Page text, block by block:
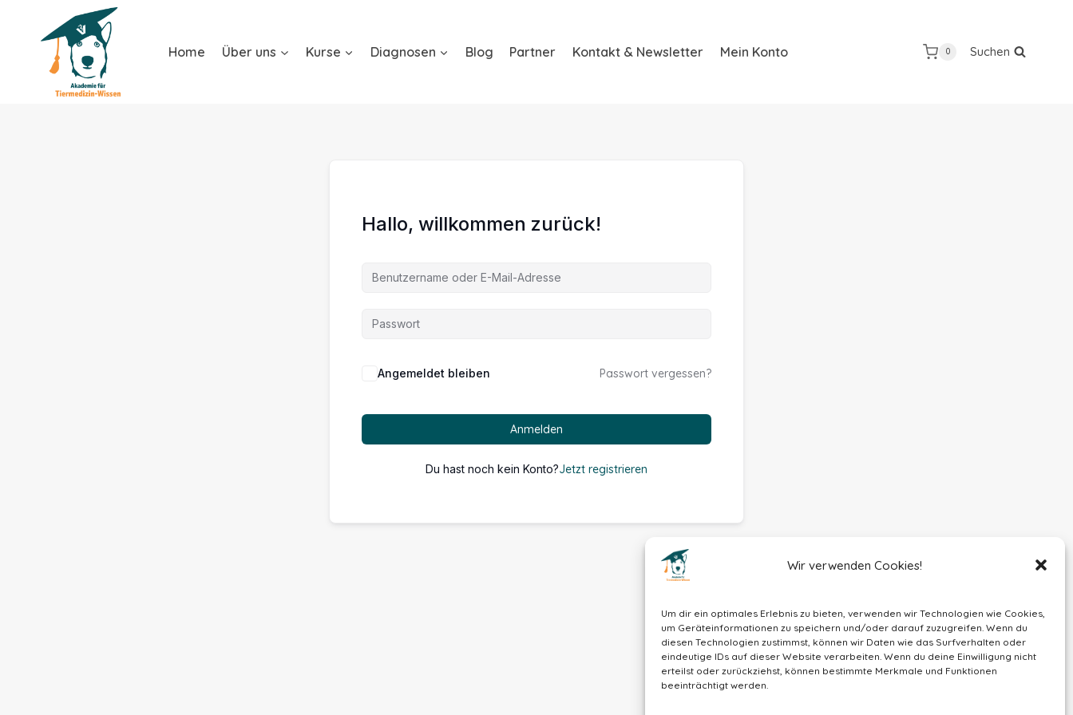
Wir verwenden Cookies!
Um dir ein optimales Erlebnis zu bieten, verwenden wir Technologien wie Cookies,
um Geräteinformationen zu speichern und/oder darauf zuzugreifen. Wenn du
diesen Technologien zustimmst, können wir Daten wie das Surfverhalten oder
eindeutige IDs auf dieser Website verarbeiten. Wenn du deine Einwilligung nicht
erteilst oder zurückziehst, können bestimmte Merkmale und Funktionen
beeinträchtigt werden.
Home Über uns Kurse Diagnosen Blog Partner Kontakt & Newsletter Mein Konto 0 Suchen
Hallo, willkommen zurück!
Alternative:
Angemeldet bleiben Passwort vergessen?
Anmelden
Du hast noch kein Konto?Jetzt registrieren